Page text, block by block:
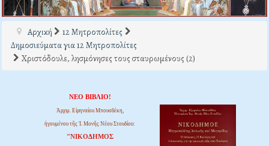
Αρχική
12 Μητροπολίτες
Δημοσιεύματα για 12 Μητροπολίτες
Χριστόδουλε, λησμόνησες τους σταυρωμένους (2)
ΝΕΟ ΒΙΒΛΙΟ!
Ἀρχιμ. Εἰρηναίου Μπουσδέκη,
ἡγουμένου τῆς Ἱ. Μονῆς Νέου Στουδίου:
"ΝΙΚΟΔΗΜΟΣ